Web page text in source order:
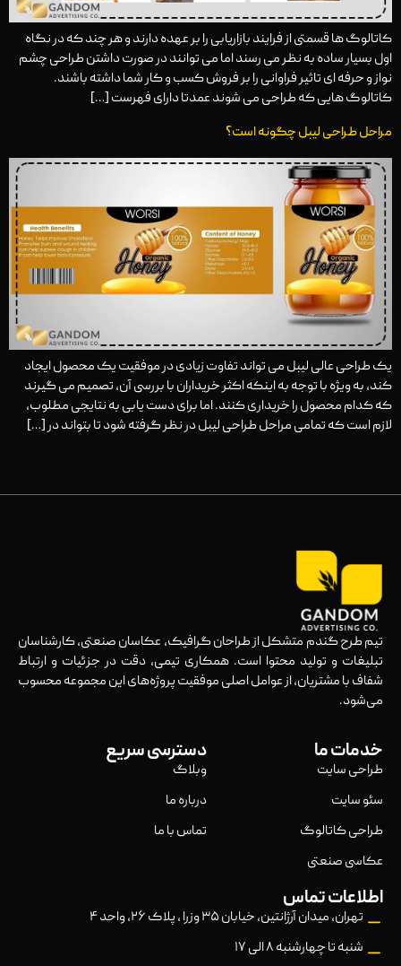
کاتالوگ ها قسمتی از فرایند بازاریابی را بر عهده دارند و هر چند که در نگاه
اول بسیار ساده به نظر می رسند اما می توانند در صورت داشتن طراحی چشم
نواز و حرفه ای تاثیر فراوانی را بر فروش کسب و کار شما داشته باشند.
کاتالوگ هایی که طراحی می شوند عمدتا دارای فهرست […]
مراحل طراحی لیبل چگونه است؟
یک طراحی عالی لیبل می تواند تفاوت زیادی در موفقیت یک محصول ایجاد
کند، به ویژه با توجه به اینکه اکثر خریداران با بررسی آن، تصمیم می گیرند
که کدام محصول را خریداری کنند. اما برای دست یابی به نتایجی مطلوب،
لازم است که تمامی مراحل طراحی لیبل در نظر گرفته شود تا بتواند در […]
تیم طرح گندم متشکل از طراحان گرافیک، عکاسان صنعتی، کارشناسان
تبلیغات و تولید محتوا است. همکاری تیمی، دقت در جزئیات و ارتباط
شفاف با مشتریان، از عوامل اصلی موفقیت پروژه‌های این مجموعه محسوب
می‌شود.
خدمات ما
طراحی سایت
سئو سایت
طراحی کاتالوگ
عکاسی صنعتی
دسترسی سریع
وبلاگ
درباره ما
تماس با ما
اطلاعات تماس
تهران، میدان آرژانتین، خیابان ۳۵ وزرا ، پلاک ۲۶، واحد ۴
شنبه تا چهارشنبه ۸ الی ۱۷